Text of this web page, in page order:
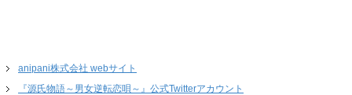
anipani株式会社 webサイト
『源氏物語～男女逆転恋唄～』公式Twitterアカウント